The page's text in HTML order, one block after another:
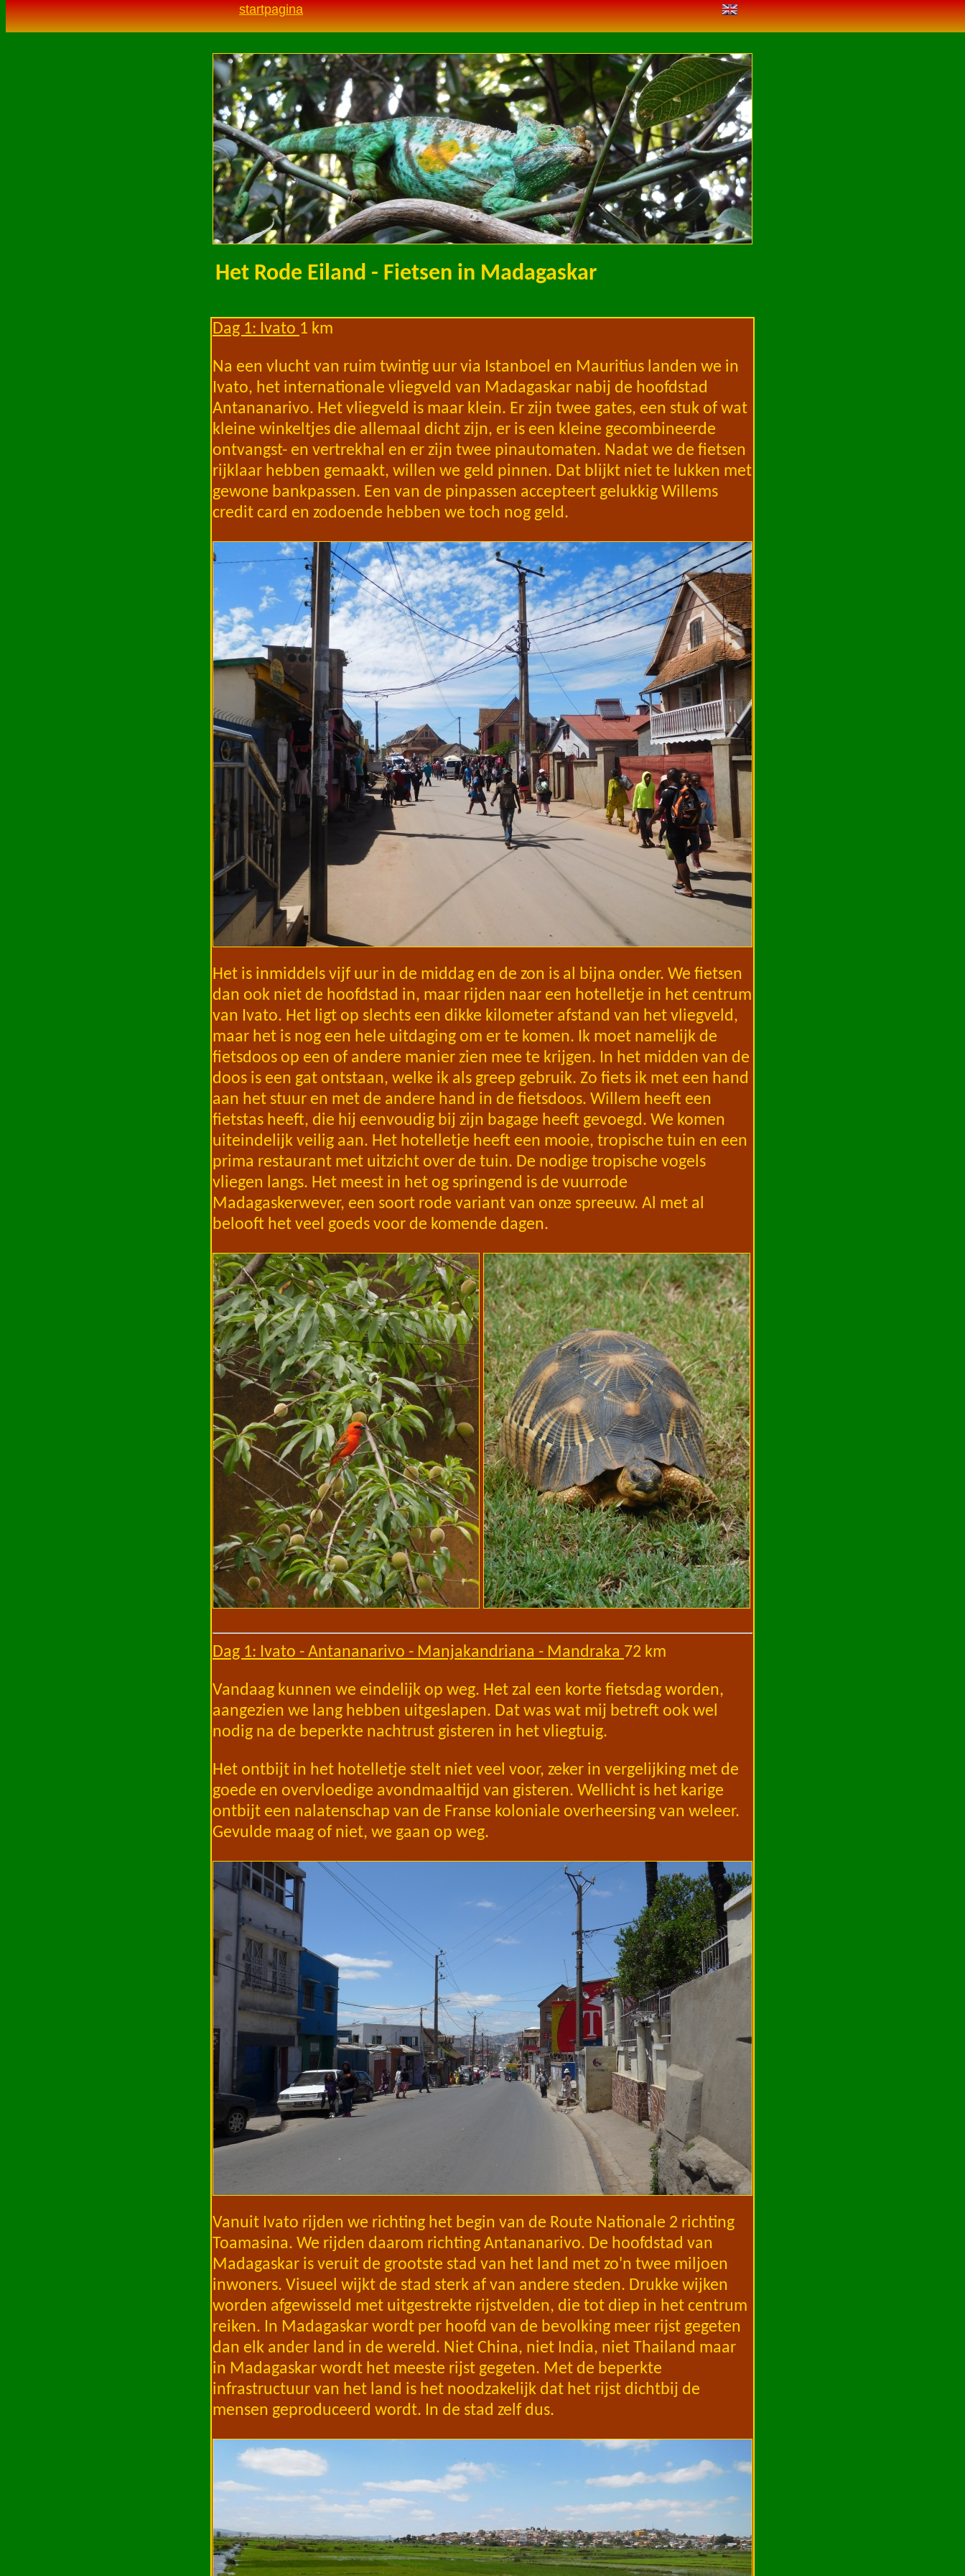
startpagina
.
Het Rode Eiland - Fietsen in Madagaskar
Dag 1: Ivato 1 km
Na een vlucht van ruim twintig uur via Istanboel en Mauritius landen we in
Ivato, het internationale vliegveld van Madagaskar nabij de hoofdstad
Antananarivo. Het vliegveld is maar klein. Er zijn twee gates, een stuk of wat
kleine winkeltjes die allemaal dicht zijn, er is een kleine gecombineerde
ontvangst- en vertrekhal en er zijn twee pinautomaten. Nadat we de fietsen
rijklaar hebben gemaakt, willen we geld pinnen. Dat blijkt niet te lukken met
gewone bankpassen. Een van de pinpassen accepteert gelukkig Willems
credit card en zodoende hebben we toch nog geld.
Het is inmiddels vijf uur in de middag en de zon is al bijna onder. We fietsen
dan ook niet de hoofdstad in, maar rijden naar een hotelletje in het centrum
van Ivato. Het ligt op slechts een dikke kilometer afstand van het vliegveld,
maar het is nog een hele uitdaging om er te komen. Ik moet namelijk de
fietsdoos op een of andere manier zien mee te krijgen. In het midden van de
doos is een gat ontstaan, welke ik als greep gebruik. Zo fiets ik met een hand
aan het stuur en met de andere hand in de fietsdoos. Willem heeft een
fietstas heeft, die hij eenvoudig bij zijn bagage heeft gevoegd. We komen
uiteindelijk veilig aan. Het hotelletje heeft een mooie, tropische tuin en een
prima restaurant met uitzicht over de tuin. De nodige tropische vogels
vliegen langs. Het meest in het og springend is de vuurrode
Madagaskerwever, een soort rode variant van onze spreeuw. Al met al
belooft het veel goeds voor de komende dagen.
Dag 1: Ivato - Antananarivo - Manjakandriana - Mandraka 72 km
Vandaag kunnen we eindelijk op weg. Het zal een korte fietsdag worden,
aangezien we lang hebben uitgeslapen. Dat was wat mij betreft ook wel
nodig na de beperkte nachtrust gisteren in het vliegtuig.
Het ontbijt in het hotelletje stelt niet veel voor, zeker in vergelijking met de
goede en overvloedige avondmaaltijd van gisteren. Wellicht is het karige
ontbijt een nalatenschap van de Franse koloniale overheersing van weleer.
Gevulde maag of niet, we gaan op weg.
Vanuit Ivato rijden we richting het begin van de Route Nationale 2 richting
Toamasina. We rijden daarom richting Antananarivo. De hoofdstad van
Madagaskar is veruit de grootste stad van het land met zo'n twee miljoen
inwoners. Visueel wijkt de stad sterk af van andere steden. Drukke wijken
worden afgewisseld met uitgestrekte rijstvelden, die tot diep in het centrum
reiken. In Madagaskar wordt per hoofd van de bevolking meer rijst gegeten
dan elk ander land in de wereld. Niet China, niet India, niet Thailand maar
in Madagaskar wordt het meeste rijst gegeten. Met de beperkte
infrastructuur van het land is het noodzakelijk dat het rijst dichtbij de
mensen geproduceerd wordt. In de stad zelf dus.